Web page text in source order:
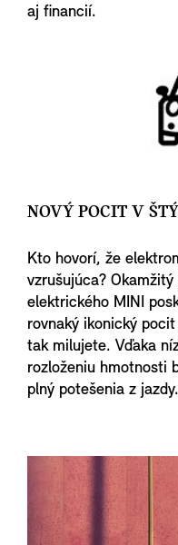
aj financií.
NOVÝ POCIT V
Kto hovorí, že
vzrušujúca?
elektrického MINI
rovnaký ikonický
tak milujete. Vďaka
rozloženiu hmotnosti
plný potešenia z jazdy.